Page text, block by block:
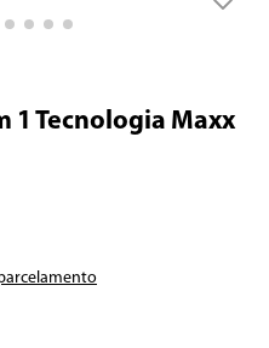
1 Tecnologia Maxx